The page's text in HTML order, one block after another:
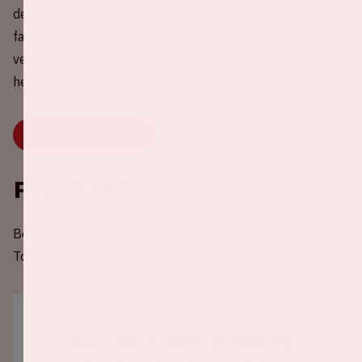
de Toppers! Deel nu jouw lege autostoel(en) met andere
fans of kies een rit uit om mee te rijden. Samen rijden is
veel gezelliger, beter voor je portemonnee én natuurlijk
het milieu. Druk snel op onderstaande knop.
Playlist
Bereid je voor op het concert en geniet alvast van de
Toppers!